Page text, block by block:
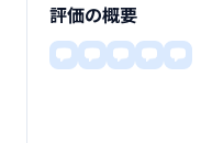
評価の概要